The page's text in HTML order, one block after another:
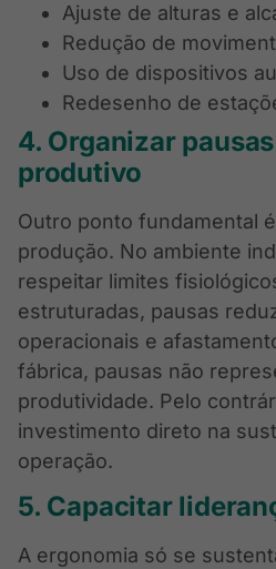
Ajuste de alturas e
Redução de
Uso de dispositivos
Redesenho de
4. Organizar
produtivo
Outro ponto fundamental
produção. No ambiente
respeitar limites
estruturadas, pausas
operacionais e
fábrica, pausas não
produtividade. Pelo
investimento direto na
operação.
5. Capacitar
A ergonomia só se